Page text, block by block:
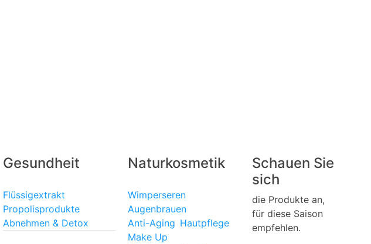
Gesundheit
Flüssigextrakt
Propolisprodukte
Abnehmen & Detox
Naturkosmetik
Wimperseren
Augenbrauen
Anti-Aging Hautpflege
Make Up
Schauen Sie
sich
die Produkte an,
für diese Saison
empfehlen.